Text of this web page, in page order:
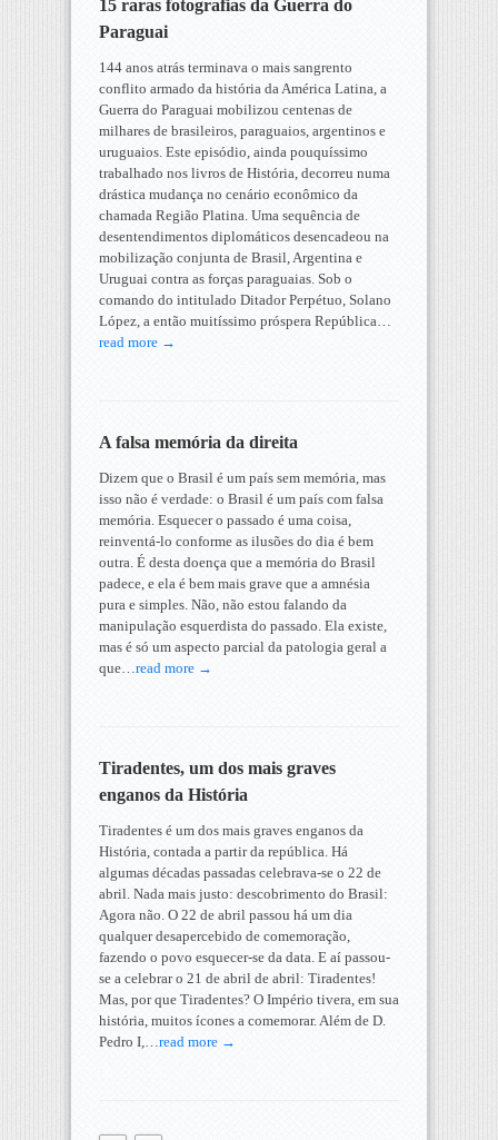
15 raras fotografias da Guerra do
Paraguai
144 anos atrás terminava o mais sangrento
conflito armado da história da América Latina, a
Guerra do Paraguai mobilizou centenas de
milhares de brasileiros, paraguaios, argentinos e
uruguaios. Este episódio, ainda pouquíssimo
trabalhado nos livros de História, decorreu numa
drástica mudança no cenário econômico da
chamada Região Platina. Uma sequência de
desentendimentos diplomáticos desencadeou na
mobilização conjunta de Brasil, Argentina e
Uruguai contra as forças paraguaias. Sob o
comando do intitulado Ditador Perpétuo, Solano
López, a então muitíssimo próspera República…
read more →
A falsa memória da direita
Dizem que o Brasil é um país sem memória, mas
isso não é verdade: o Brasil é um país com falsa
memória. Esquecer o passado é uma coisa,
reinventá-lo conforme as ilusões do dia é bem
outra. É desta doença que a memória do Brasil
padece, e ela é bem mais grave que a amnésia
pura e simples. Não, não estou falando da
manipulação esquerdista do passado. Ela existe,
mas é só um aspecto parcial da patologia geral a
que…read more →
Tiradentes, um dos mais graves
enganos da História
Tiradentes é um dos mais graves enganos da
História, contada a partir da república. Há
algumas décadas passadas celebrava-se o 22 de
abril. Nada mais justo: descobrimento do Brasil:
Agora não. O 22 de abril passou há um dia
qualquer desapercebido de comemoração,
fazendo o povo esquecer-se da data. E aí passou-
se a celebrar o 21 de abril de abril: Tiradentes!
Mas, por que Tiradentes? O Império tivera, em sua
história, muitos ícones a comemorar. Além de D.
Pedro I,…read more →